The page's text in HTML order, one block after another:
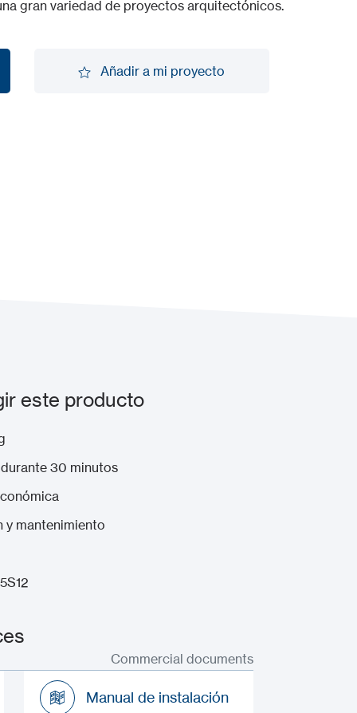
gran variedad de proyectos arquitectónicos.
Añadir a mi proyecto
este producto
30 minutos
y mantenimiento
Commercial documents
Manual de instalación